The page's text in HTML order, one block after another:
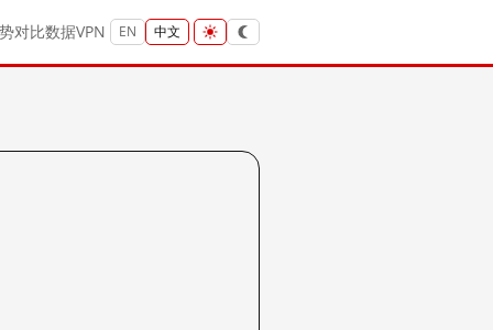
对比数据VPN EN 中文